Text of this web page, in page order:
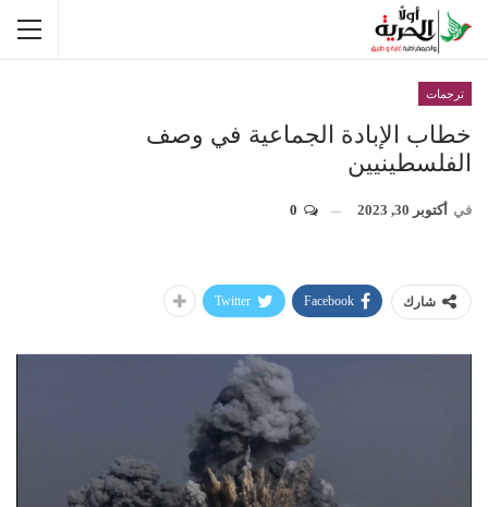
ترجمات
خطاب الإبادة الجماعية في وصف
الفلسطينيين
في أكتوبر 30, 2023
شارك Facebook
Twitter